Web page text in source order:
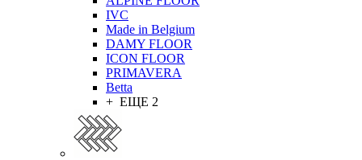
IVC
Made in Belgium
DAMY FLOOR
ICON FLOOR
PRIMAVERA
Betta
+ ЕЩЕ 2